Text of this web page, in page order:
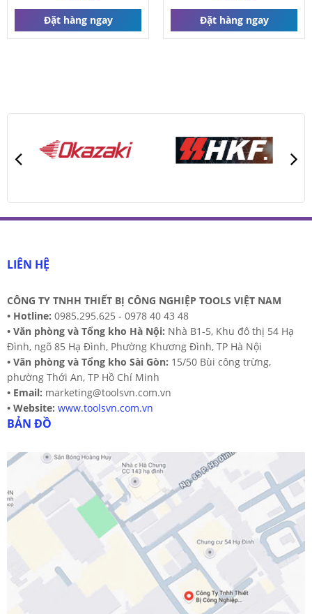
Liên hệ
Mảnh phay HNGX06
Liên hệ
Đặt hàng ngay Đặt hàng ngay
LIÊN HỆ
CÔNG TY TNHH THIẾT BỊ CÔNG NGHIỆP TOOLS VIỆT NAM
• Hotline: 0985.295.625 - 0978 40 43 48
• Văn phòng và Tổng kho Hà Nội: Nhà B1-5, Khu đô thị 54 Hạ
Đình, ngõ 85 Hạ Đình, Phường Khương Đình, TP Hà Nội
• Văn phòng và Tổng kho Sài Gòn: 15/50 Bùi công trừng,
phường Thới An, TP Hồ Chí Minh
• Email: marketing@toolsvn.com.vn
• Website: www.toolsvn.com.vn
BẢN ĐỒ